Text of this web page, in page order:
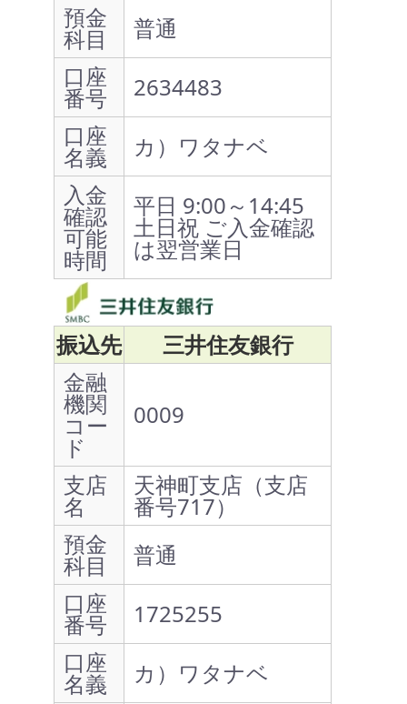
預金
科目
普通
口座
番号
2634483
口座
名義
カ）ワタナベ
入金
確認
可能
時間
平日 9:00～14:45
土日祝 ご入金確認
は翌営業日
振込先
三井住友銀行
金融
機関
コー
ド
0009
支店
名
天神町支店（支店
番号717）
預金
科目
普通
口座
番号
1725255
口座
名義
カ）ワタナベ